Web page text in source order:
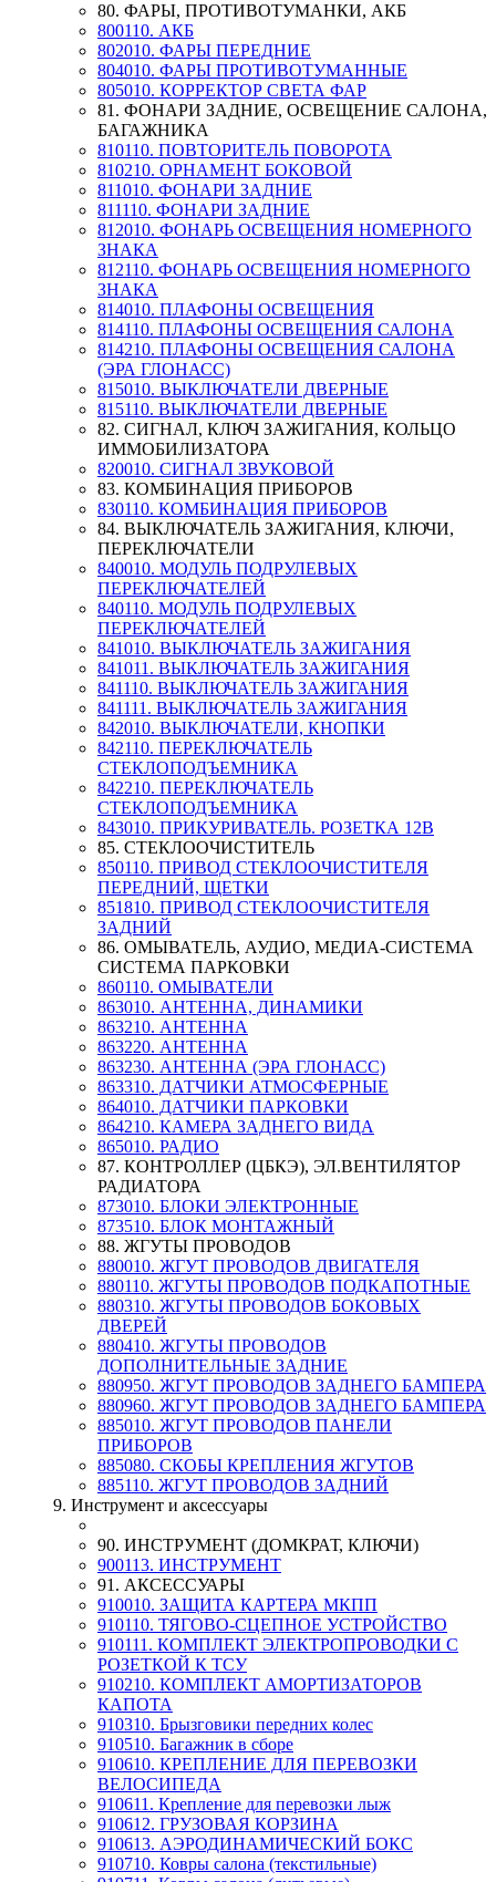
80. ФАРЫ, ПРОТИВОТУМАНКИ, АКБ
800110. АКБ
802010. ФАРЫ ПЕРЕДНИЕ
804010. ФАРЫ ПРОТИВОТУМАННЫЕ
805010. КОРРЕКТОР СВЕТА ФАР
81. ФОНАРИ ЗАДНИЕ, ОСВЕЩЕНИЕ САЛОНА,
БАГАЖНИКА
810110. ПОВТОРИТЕЛЬ ПОВОРОТА
810210. ОРНАМЕНТ БОКОВОЙ
811010. ФОНАРИ ЗАДНИЕ
811110. ФОНАРИ ЗАДНИЕ
812010. ФОНАРЬ ОСВЕЩЕНИЯ НОМЕРНОГО
ЗНАКА
812110. ФОНАРЬ ОСВЕЩЕНИЯ НОМЕРНОГО
ЗНАКА
814010. ПЛАФОНЫ ОСВЕЩЕНИЯ
814110. ПЛАФОНЫ ОСВЕЩЕНИЯ САЛОНА
814210. ПЛАФОНЫ ОСВЕЩЕНИЯ САЛОНА
(ЭРА ГЛОНАСС)
815010. ВЫКЛЮЧАТЕЛИ ДВЕРНЫЕ
815110. ВЫКЛЮЧАТЕЛИ ДВЕРНЫЕ
82. СИГНАЛ, КЛЮЧ ЗАЖИГАНИЯ, КОЛЬЦО
ИММОБИЛИЗАТОРА
820010. СИГНАЛ ЗВУКОВОЙ
83. КОМБИНАЦИЯ ПРИБОРОВ
830110. КОМБИНАЦИЯ ПРИБОРОВ
84. ВЫКЛЮЧАТЕЛЬ ЗАЖИГАНИЯ, КЛЮЧИ,
ПЕРЕКЛЮЧАТЕЛИ
840010. МОДУЛЬ ПОДРУЛЕВЫХ
ПЕРЕКЛЮЧАТЕЛЕЙ
840110. МОДУЛЬ ПОДРУЛЕВЫХ
ПЕРЕКЛЮЧАТЕЛЕЙ
841010. ВЫКЛЮЧАТЕЛЬ ЗАЖИГАНИЯ
841011. ВЫКЛЮЧАТЕЛЬ ЗАЖИГАНИЯ
841110. ВЫКЛЮЧАТЕЛЬ ЗАЖИГАНИЯ
841111. ВЫКЛЮЧАТЕЛЬ ЗАЖИГАНИЯ
842010. ВЫКЛЮЧАТЕЛИ, КНОПКИ
842110. ПЕРЕКЛЮЧАТЕЛЬ
СТЕКЛОПОДЪЕМНИКА
842210. ПЕРЕКЛЮЧАТЕЛЬ
СТЕКЛОПОДЪЕМНИКА
843010. ПРИКУРИВАТЕЛЬ. РОЗЕТКА 12В
85. СТЕКЛООЧИСТИТЕЛЬ
850110. ПРИВОД СТЕКЛООЧИСТИТЕЛЯ
ПЕРЕДНИЙ, ЩЕТКИ
851810. ПРИВОД СТЕКЛООЧИСТИТЕЛЯ
ЗАДНИЙ
86. ОМЫВАТЕЛЬ, АУДИО, МЕДИА-СИСТЕМА
СИСТЕМА ПАРКОВКИ
860110. ОМЫВАТЕЛИ
863010. АНТЕННА, ДИНАМИКИ
863210. АНТЕННА
863220. АНТЕННА
863230. АНТЕННА (ЭРА ГЛОНАСС)
863310. ДАТЧИКИ АТМОСФЕРНЫЕ
864010. ДАТЧИКИ ПАРКОВКИ
864210. КАМЕРА ЗАДНЕГО ВИДА
865010. РАДИО
87. КОНТРОЛЛЕР (ЦБКЭ), ЭЛ.ВЕНТИЛЯТОР
РАДИАТОРА
873010. БЛОКИ ЭЛЕКТРОННЫЕ
873510. БЛОК МОНТАЖНЫЙ
88. ЖГУТЫ ПРОВОДОВ
880010. ЖГУТ ПРОВОДОВ ДВИГАТЕЛЯ
880110. ЖГУТЫ ПРОВОДОВ ПОДКАПОТНЫЕ
880310. ЖГУТЫ ПРОВОДОВ БОКОВЫХ
ДВЕРЕЙ
880410. ЖГУТЫ ПРОВОДОВ
ДОПОЛНИТЕЛЬНЫЕ ЗАДНИЕ
880950. ЖГУТ ПРОВОДОВ ЗАДНЕГО БАМПЕРА
880960. ЖГУТ ПРОВОДОВ ЗАДНЕГО БАМПЕРА
885010. ЖГУТ ПРОВОДОВ ПАНЕЛИ
ПРИБОРОВ
885080. СКОБЫ КРЕПЛЕНИЯ ЖГУТОВ
885110. ЖГУТ ПРОВОДОВ ЗАДНИЙ
9. Инструмент и аксессуары
90. ИНСТРУМЕНТ (ДОМКРАТ, КЛЮЧИ)
900113. ИНСТРУМЕНТ
91. АКСЕССУАРЫ
910010. ЗАЩИТА КАРТЕРА МКПП
910110. ТЯГОВО-СЦЕПНОЕ УСТРОЙСТВО
910111. КОМПЛЕКТ ЭЛЕКТРОПРОВОДКИ С
РОЗЕТКОЙ К ТСУ
910210. КОМПЛЕКТ АМОРТИЗАТОРОВ
КАПОТА
910310. Брызговики передних колес
910510. Багажник в сборе
910610. КРЕПЛЕНИЕ ДЛЯ ПЕРЕВОЗКИ
ВЕЛОСИПЕДА
910611. Крепление для перевозки лыж
910612. ГРУЗОВАЯ КОРЗИНА
910613. АЭРОДИНАМИЧЕСКИЙ БОКС
910710. Ковры салона (текстильные)